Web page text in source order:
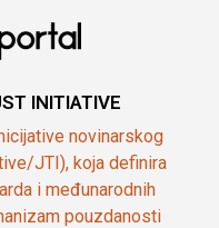
INITIATIVE
novinarskog
JTI), koja definira
i međunarodnih
pouzdanosti